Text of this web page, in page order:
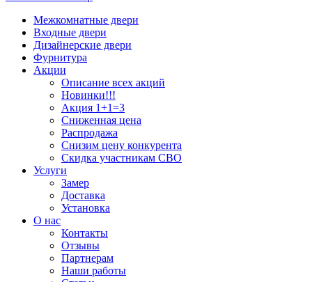
Межкомнатные двери
Входные двери
Дизайнерские двери
Фурнитура
Акции
Описание всех акций
Новинки!!!
Акция 1+1=3
Сниженная цена
Распродажа
Снизим цену конкурента
Скидка участникам СВО
Услуги
Замер
Доставка
Установка
О нас
Контакты
Отзывы
Партнерам
Наши работы